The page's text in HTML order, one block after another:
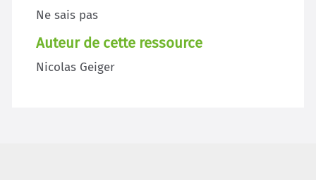
Ne sais pas
Auteur de cette ressource
Nicolas Geiger